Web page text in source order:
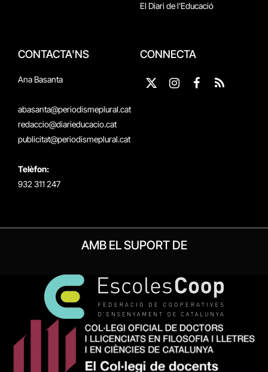
El Diari de l'Educació
CONTACTA'NS
Ana Basanta
abasanta@periodismeplural.cat
redaccio@diarieducacio.cat
publicitat@periodismeplural.cat
Telèfon:
932 311 247
CONNECTA
X
Instagram
Facebook
RSS
AMB EL SUPORT DE